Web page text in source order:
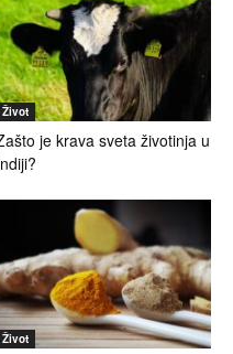
Život
je krava sveta životinja u
Život